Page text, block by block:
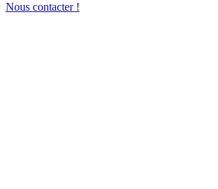
Nous contacter !